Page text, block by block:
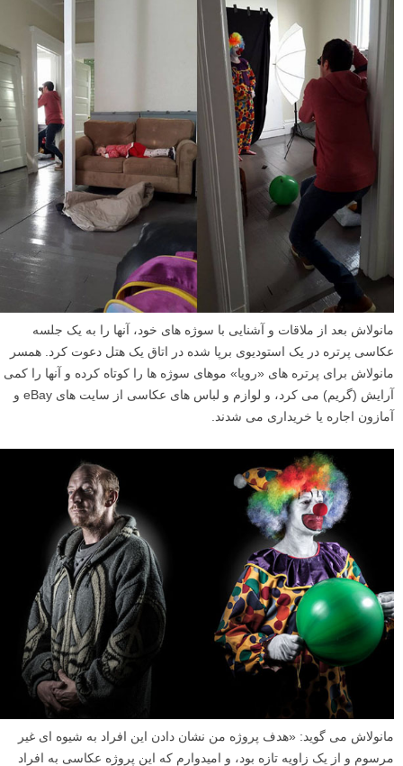
مانولاش بعد از ملاقات و آشنایی با سوژه های خود، آنها را به یک جلسه
عکاسی پرتره در یک استودیوی برپا شده در اتاق یک هتل دعوت کرد. همسر
مانولاش برای پرتره های «رویا» موهای سوژه ها را کوتاه کرده و آنها را کمی
آرایش (گریم) می کرد، و لوازم و لباس های عکاسی از سایت های eBay و
آمازون اجاره یا خریداری می شدند.
مانولاش می گوید: «هدف پروژه من نشان دادن این افراد به شیوه ای غیر
مرسوم و از یک زاویه تازه بود، و امیدوارم که این پروژه عکاسی به افراد